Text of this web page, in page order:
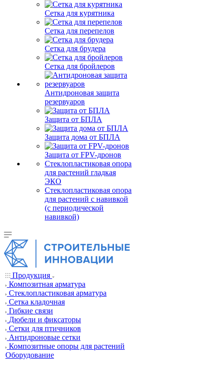
Сетка для курятника
Сетка для перепелов
Сетка для брудера
Сетка для бройлеров
Антидроновая защита
резервуаров
Защита от БПЛА
Защита дома от БПЛА
Защита от FPV-дронов
Стеклопластиковая опора
для растений гладкая
ЭКО
Стеклопластиковая опора
для растений с навивкой
(с периодической
навивкой)
Продукция
Композитная арматура
Cтеклопластиковая арматура
Сетка кладочная
Гибкие связи
Дюбели и фиксаторы
Сетки для птичников
Антидроновые сетки
Композитные опоры для растений
Оборудование